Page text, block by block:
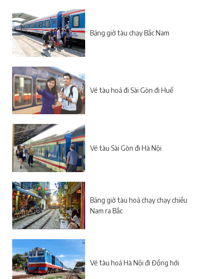
Bảng giờ tàu chạy Bắc Nam
Vé tàu hoả đi Sài Gòn đi Huế
Vé tàu Sài Gòn đi Hà Nội
Bảng giờ tàu hoả chạy chạy chiều
Nam ra Bắc
Vé tàu hoả Hà Nội đi Đồng hới